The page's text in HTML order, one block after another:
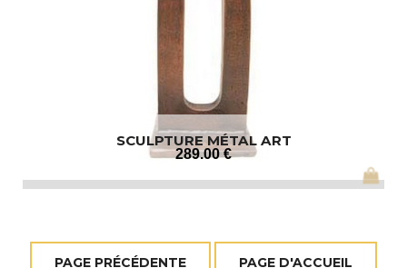
SCULPTURE MÉTAL ART
289.00 €